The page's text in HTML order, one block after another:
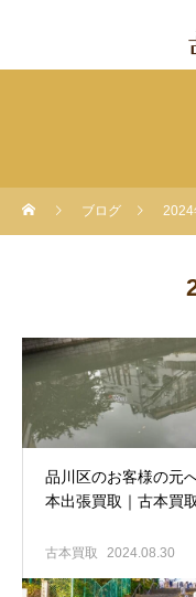
ブログ 2024
品川区のお客様の元
本出張買取｜古本買取
古本買取 2024.08.30